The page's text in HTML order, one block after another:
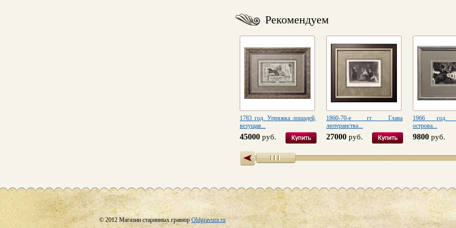
Рекомендуем
1783 год. Упряжка лошадей,
везущая...
45000 руб.
1860-70-е гг. Глава
лютеранства...
27000 руб.
1966 год.
острова...
9800 руб.
© 2012 Магазин старинных гравюрOldgravura.ru